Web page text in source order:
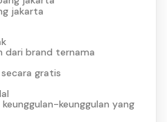
jakarta
dari brand ternama
gratis
keunggulan yang